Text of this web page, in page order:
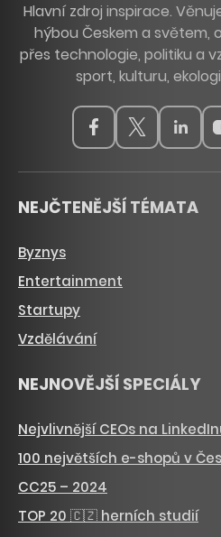
Hlavní zdroj inspirace.
hýbou Českem a světem,
přes technologie, politiku a
sport, kulturu,
NEJČTENĚJŠÍ TÉMATA
Byznys
Entertainment
Startupy
Vzdělávání
NEJNOVĚJŠÍ SPECIÁLY
Nejvlivnější CEOs na
100 největších e-shopů v
CC25 – 2024
TOP 20 🇨🇿 herních studií